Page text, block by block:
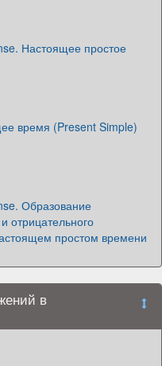
Настоящее простое
время (Present Simple)
Образование
отрицательного
простом времени
в